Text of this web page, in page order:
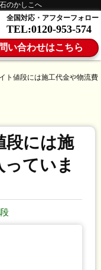
のかしこへ
全国対応・アフターフォロー
TEL:0120-953-574
い合わせはこちら
ト値段には施工代金や物流費
段には施
ていま